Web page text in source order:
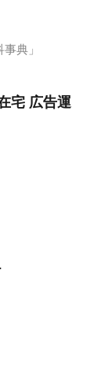
典」
宅 広告運